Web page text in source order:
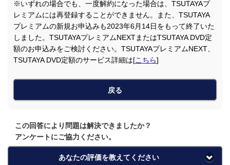
※いずれの場合でも、一度解約になった場合は、TSUTAYAプ
レミアムには再登録することができません。また、TSUTAYA
プレミアムの新規お申込みも2023年6月14日をもって終了いた
しました。TSUTAYAプレミアムNEXTまたはTSUTAYA DVD定
額のお申込みをご検討ください。TSUTAYAプレミアムNEXT、
TSUTAYA DVD定額のサービス詳細は[こちら]
戻る
この回答により問題は解決できましたか？
アンケートにご協力ください。
あなたの評価を教えてください